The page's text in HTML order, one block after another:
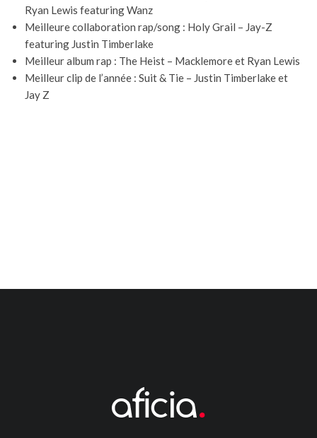
Ryan Lewis featuring Wanz
Meilleure collaboration rap/song : Holy Grail – Jay-Z
featuring Justin Timberlake
Meilleur album rap : The Heist – Macklemore et Ryan Lewis
Meilleur clip de l’année : Suit & Tie – Justin Timberlake et
Jay Z